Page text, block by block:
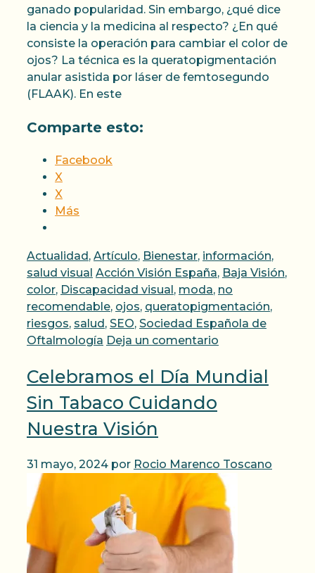
ganado popularidad. Sin embargo, ¿qué dice
la ciencia y la medicina al respecto? ¿En qué
consiste la operación para cambiar el color de
ojos? La técnica es la queratopigmentación
anular asistida por láser de femtosegundo
(FLAAK). En este
Comparte esto:
Facebook
X
X
Más
Categorías
Actualidad, Artículo, Bienestar, información,
salud visual Etiquetas
Acción Visión España, Baja Visión,
color, Discapacidad visual, moda, no
recomendable, ojos, queratopigmentación,
riesgos, salud, SEO, Sociedad Española de
Oftalmología Deja un comentario
Celebramos el Día Mundial
Sin Tabaco Cuidando
Nuestra Visión
31 mayo, 2024 por Rocio Marenco Toscano